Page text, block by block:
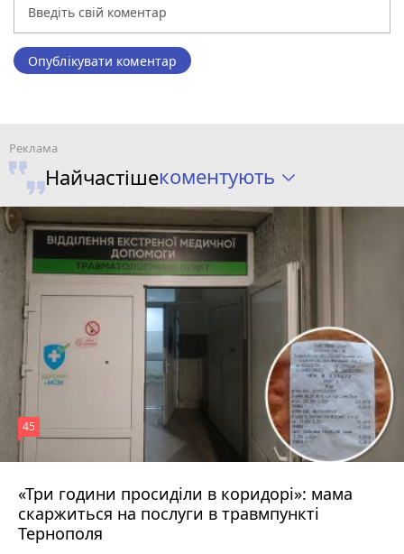
Опублікувати коментар
Найчастішекоментують
«Три години просиділи в коридорі»: мама
скаржиться на послуги в травмпункті
Тернополя
45
Вчора о 13:05